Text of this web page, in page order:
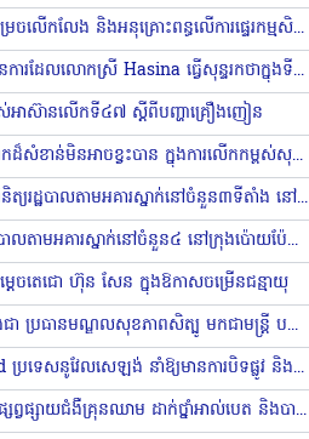
សម្រួលកុំឱ្យជាប់គាំងការចេញបណ្ណកម្មសិទ្ធិ! រាជរដ្ឋាភិបាល សម្រេចលើកលែង និងអនុគ្រោះពន្ធលើការផ្ទេរកម្មសិទ្ធិអចលនទ្រព្យក្រោមលក្ខខណ្ឌមួយចំនួន !
បង់ក្លាដែស ស្នើឥណ្ឌាបញ្ជាក់ពីគោលជំហររបស់ខ្លួន ពាក់ព័ន្ធផែនការដែលលោកស្រី Hasina ធ្វើសុន្ទរកថាក្នុងទីក្រុង New Delhi (Video inside)
ស់អាស៊ានលើកទី៤៧ ស្តីពីបញ្ហាគ្រឿងញៀន
រដ្ឋមន្រ្តីសុខាភិបាល កោតសរសើរ UNFPA ដែលបានរួមចំណែកដ៏សំខាន់មិនអាចខ្វះបាន ក្នុងការលើកកម្ពស់សុខភាពផ្លូវភេទ និងបន្តពូជ សមភាពយេនឌ័រ និងការអភិវឌ្ឍយុវជននៅកម្ពុជា
កម្លាំងគណៈបញ្ជាការឯកភាពខេត្តបន្ទាយមានជ័យ បន្តចុះត្រួតពិនិត្យរដ្ឋបាលតាមអគារស្នាក់នៅចំនួន៣ទីតាំង នៅក្រុងប៉ោយប៉ែត
កម្លាំងគណៈបញ្ជាការឯកភាពខេត្តបន្ទាយមានជ័យ បន្តចុះធ្វើរដ្ឋបាលតាមអគារស្នាក់នៅចំនួន៤ នៅក្រុងប៉ោយប៉ែត រកឃើញជនបរទេស ៥២នាក់
េចតេជោ ហ៊ុន សែន ក្នុងឱកាសចម្រើនជន្មាយុ
រដ្ឋបាលខេត្តកណ្តាលបញ្ចប់ភារកិច្ច លោក ឈុន ផល្លី ពីតំណែងជា ប្រធានមណ្ឌលសុខភាពសិត្បូ មកជាមន្ត្រី បន្ទាប់ពីសង្គ្រោះបឋម លើនារីអ្នកជំងឺមិនត្រឹមត្រូវ
បាតុភូតចុះត្រជាក់ បញ្ចេញឥទ្ធិពលទូទាំងកោះ South Island ប្រទេសនូវែលសេឡង់ នាំឱ្យមានការបិទផ្លូវ និងសាលារៀន (Video inside)
អភិបាលស្រុកតាំងគោក ដឹកក្រុមគ្រូពេទ្យជំនាញបេីកយុទ្ធនាការផ្សព្វផ្សាយជំងឺគ្រុនឈាម ដាក់ថ្នាំអាល់បេត និងបាញ់ថ្នាំសម្លាប់មូស នៅមូលដ្ឋានឃុំស្រឡៅ